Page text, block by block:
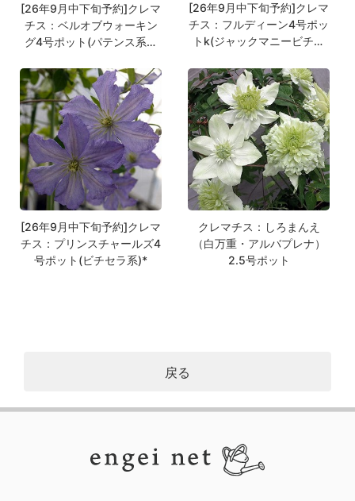
[26年9月中下旬予約]クレマ
チス：ベルオブウォーキン
グ4号ポット(パテンス系・
[26年9月中下旬予約]クレマ
チス：フルディーン4号ポッ
トk(ジャックマニービチセ
[26年9月中下旬予約]クレマ
チス：プリンスチャールズ4
号ポット(ビチセラ系)*
クレマチス：しろまんえ
（白万重・アルバプレナ）
2.5号ポット
戻る